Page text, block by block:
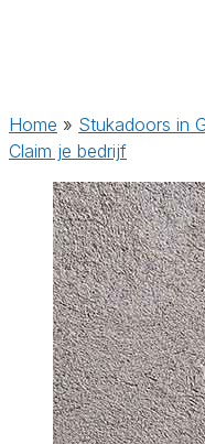
Home » Stukadoors in
Claim je bedrijf